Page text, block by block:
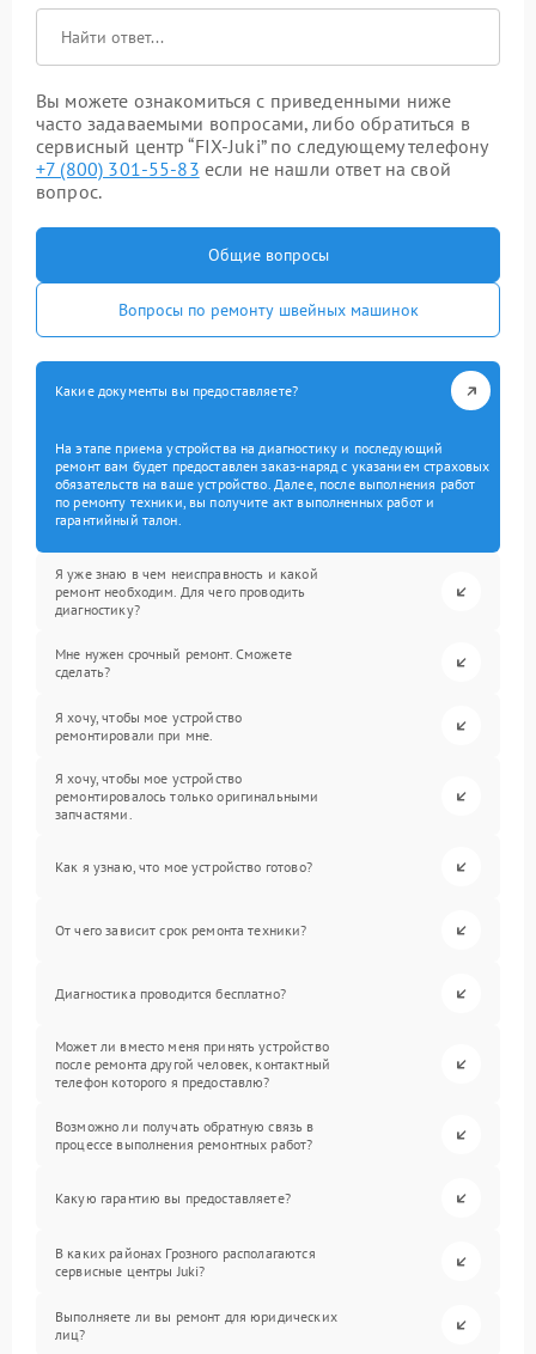
Вы можете ознакомиться с приведенными ниже
часто задаваемыми вопросами, либо обратиться в
сервисный центр “FIX-Juki” по следующему телефону
+7 (800) 301-55-83 если не нашли ответ на свой
вопрос.
Общие вопросы
Вопросы по ремонту швейных машинок
Какие документы вы предоставляете?
На этапе приема устройства на диагностику и последующий
ремонт вам будет предоставлен заказ-наряд с указанием страховых
обязательств на ваше устройство. Далее, после выполнения работ
по ремонту техники, вы получите акт выполненных работ и
гарантийный талон.
Я уже знаю в чем неисправность и какой
ремонт необходим. Для чего проводить
диагностику?
Мне нужен срочный ремонт. Сможете
сделать?
Я хочу, чтобы мое устройство
ремонтировали при мне.
Я хочу, чтобы мое устройство
ремонтировалось только оригинальными
запчастями.
Как я узнаю, что мое устройство готово?
От чего зависит срок ремонта техники?
Диагностика проводится бесплатно?
Может ли вместо меня принять устройство
после ремонта другой человек, контактный
телефон которого я предоставлю?
Возможно ли получать обратную связь в
процессе выполнения ремонтных работ?
Какую гарантию вы предоставляете?
В каких районах Грозного располагаются
сервисные центры Juki?
Выполняете ли вы ремонт для юридических
лиц?